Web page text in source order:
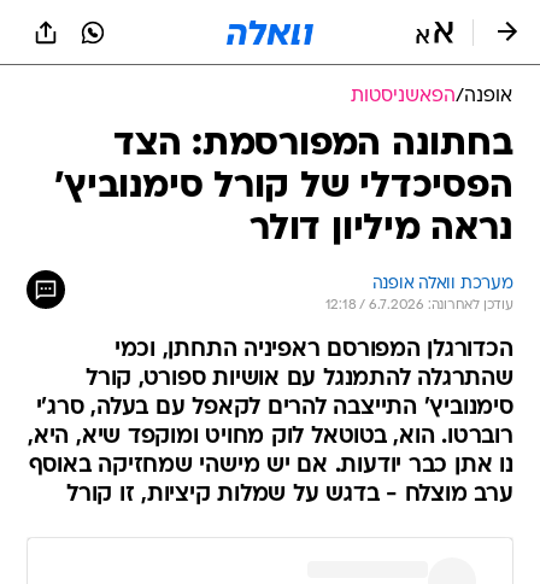
אופנה/הפאשניסטות
בחתונה המפורסמת: הצד
הפסיכדלי של קורל סימנוביץ'
נראה מיליון דולר
מערכת וואלה אופנה
עודכן לאחרונה: 6.7.2026 / 12:18
הכדורגלן המפורסם ראפיניה התחתן, וכמי
שהתרגלה להתמנגל עם אושיות ספורט, קורל
סימנוביץ' התייצבה להרים לקאפל עם בעלה, סרג'י
רוברטו. הוא, בטוטאל לוק מחויט ומוקפד שיא, היא,
נו אתן כבר יודעות. אם יש מישהי שמחזיקה באוסף
ערב מוצלח - בדגש על שמלות קיציות, זו קורל